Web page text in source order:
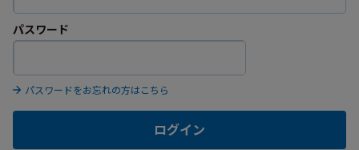
パスワード
パスワードをお忘れの方はこちら
ログイン